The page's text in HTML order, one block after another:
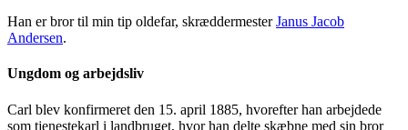
Han er bror til min tip oldefar, skræddermesterJanus Jacob
Andersen.
Ungdom og arbejdsliv
Carl blev konfirmeret den 15. april 1885, hvorefter han arbejdede
som tjenestekarl i landbruget, hvor han delte skæbne med sin bror